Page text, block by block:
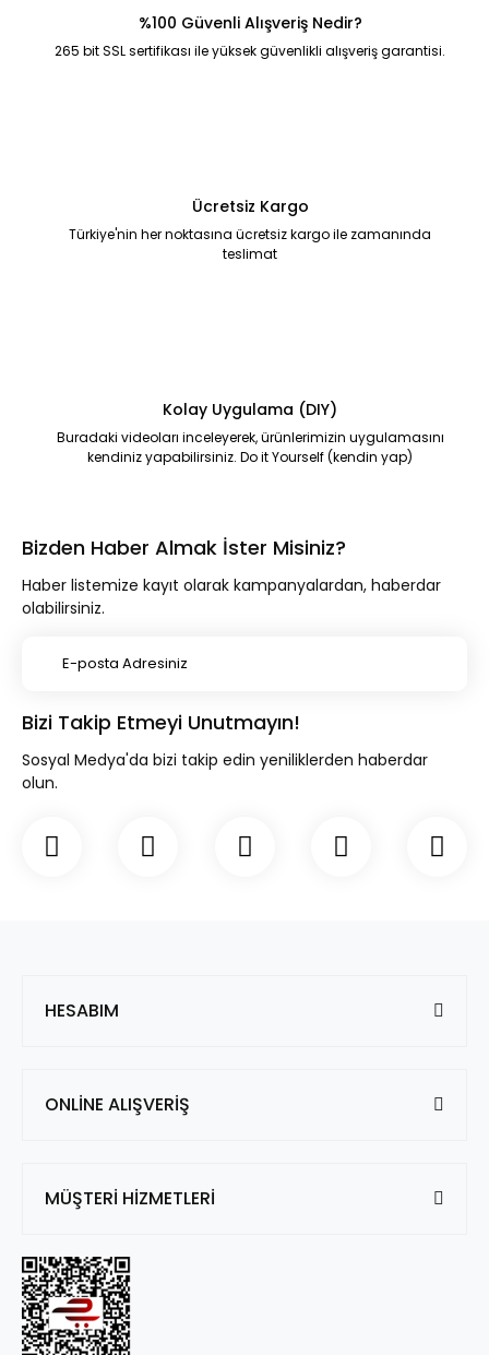
%100 Güvenli Alışveriş Nedir?
265 bit SSL sertifikası ile yüksek güvenlikli alışveriş garantisi.
Ücretsiz Kargo
Türkiye'nin her noktasına ücretsiz kargo ile zamanında
teslimat
Kolay Uygulama (DIY)
Buradaki videoları inceleyerek, ürünlerimizin uygulamasını
kendiniz yapabilirsiniz. Do it Yourself (kendin yap)
Bizden Haber Almak İster Misiniz?
Haber listemize kayıt olarak kampanyalardan, haberdar
olabilirsiniz.
Bizi Takip Etmeyi Unutmayın!
Sosyal Medya'da bizi takip edin yeniliklerden haberdar
olun.
HESABIM
ONLİNE ALIŞVERİŞ
MÜŞTERİ HİZMETLERİ